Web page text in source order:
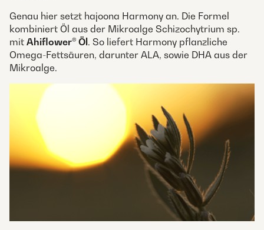
Genau hier setzt hajoona Harmony an. Die Formel
kombiniert Öl aus der Mikroalge Schizochytrium sp.
mit Ahiflower® Öl. So liefert Harmony pflanzliche
Omega-Fettsäuren, darunter ALA, sowie DHA aus der
Mikroalge.